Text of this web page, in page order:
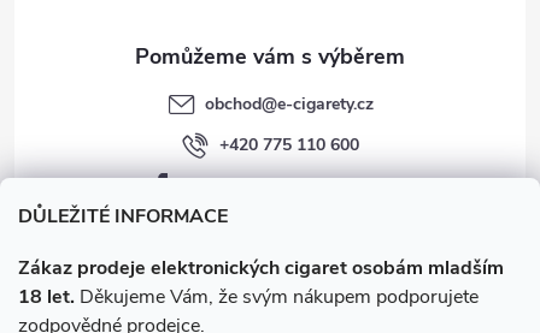
DŮLEŽITÉ INFORMACE
Zákaz prodeje elektronických cigaret osobám mladším
18 let. Děkujeme Vám, že svým nákupem podporujete
zodpovědné prodejce.
obchod@e-cigarety.cz
+420 775 110 600